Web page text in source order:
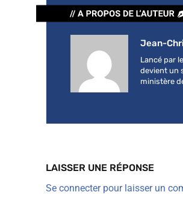
Jean-
Lancé par
devient un
ministère
LAISSER UNE RÉPONSE
Se connecter pour laisser un